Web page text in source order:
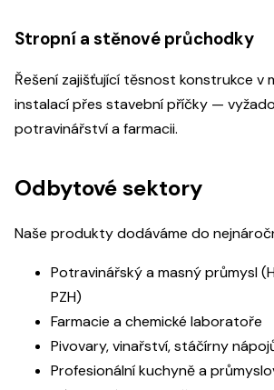
Stropní a stěnové průchodky
Řešení zajišťující těsnost konstrukce v
instalací přes stavební příčky —
potravinářství a farmacii.
Odbytové sektory
Naše produkty dodáváme do
Potravinářský a masný průmysl
PZH)
Farmacie a chemické laboratoře
Pivovary, vinařství, stáčírny
Profesionální kuchyně a